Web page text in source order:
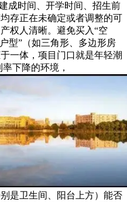
成时间、开学时间、招生前
存正在未确定或者调整的可
权人清晰。避免买入“空
型”（如三角形、多边形房
一体，项目门口就是年轻潮
下降的环境，
是卫生间、阳台上方）能否